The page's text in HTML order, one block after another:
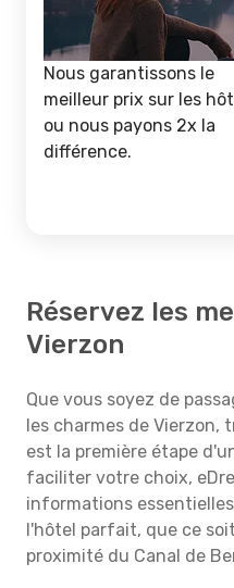
Nous garantissons le
meilleur prix sur les
ou nous payons 2x la
différence.
Réservez les
Vierzon
Que vous soyez de
les charmes de Vierzon,
est la première étape
faciliter votre choix,
informations
l'hôtel parfait, que ce
proximité du Canal de